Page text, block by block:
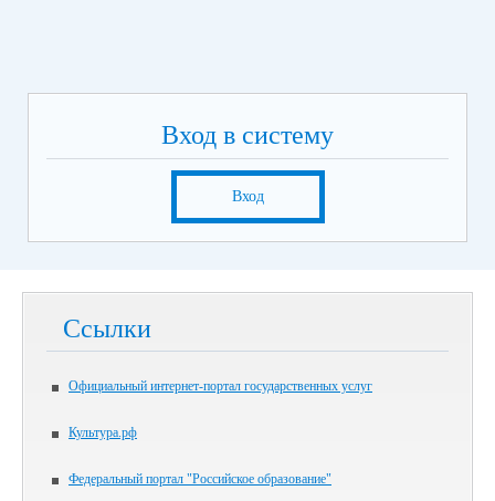
Вход в систему
Вход
Ссылки
Официальный интернет-портал государственных услуг
Культура.рф
Федеральный портал "Российское образование"